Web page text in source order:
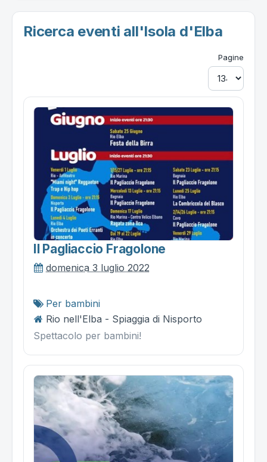
Ricerca eventi all'Isola d'Elba
Pagine
Il Pagliaccio Fragolone
domenica 3 luglio 2022
Per bambini
Rio nell'Elba - Spiaggia di Nisporto
Spettacolo per bambini!